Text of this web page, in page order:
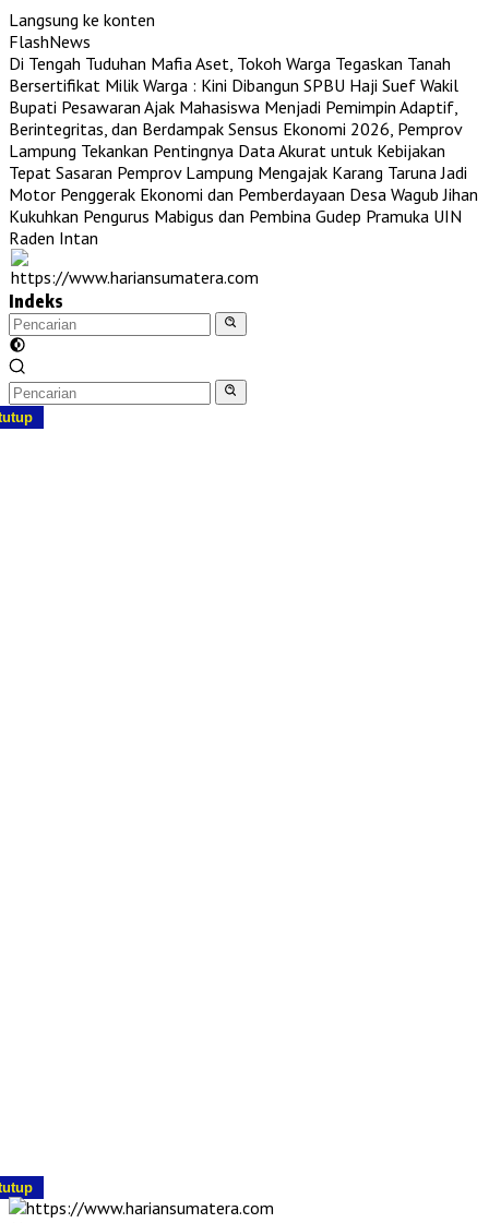
Langsung ke konten
FlashNews
Di Tengah Tuduhan Mafia Aset, Tokoh Warga Tegaskan Tanah
Bersertifikat Milik Warga : Kini Dibangun SPBU Haji Suef Wakil
Bupati Pesawaran Ajak Mahasiswa Menjadi Pemimpin Adaptif,
Berintegritas, dan Berdampak Sensus Ekonomi 2026, Pemprov
Lampung Tekankan Pentingnya Data Akurat untuk Kebijakan
Tepat Sasaran Pemprov Lampung Mengajak Karang Taruna Jadi
Motor Penggerak Ekonomi dan Pemberdayaan Desa Wagub Jihan
Kukuhkan Pengurus Mabigus dan Pembina Gudep Pramuka UIN
Raden Intan
Indeks